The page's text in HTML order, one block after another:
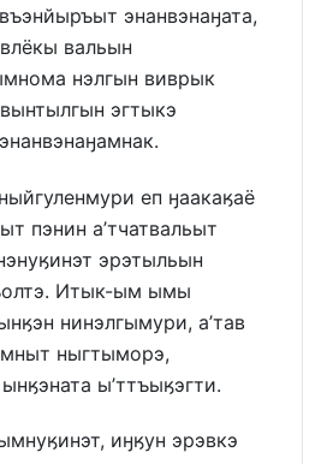
энанвэнаӈата,
вальын
нэлгын виврык
эгтыкэ
еп ӈаакаӄаё
пэнин а’тчатвальыт
эрэтыльын
Итык-ым ымы
нинэлгымури, а’тав
ныгтыморэ,
ы’ттъыӄэгти.
иӈӄун эрэвкэ